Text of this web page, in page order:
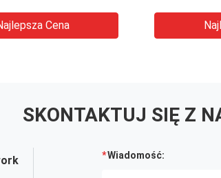
Cena
SKONTAKTUJ SIĘ Z
Wiadomość: